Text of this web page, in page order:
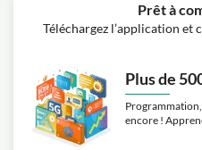
Prêt à
Téléchargez l’application et
Plus de
encore !